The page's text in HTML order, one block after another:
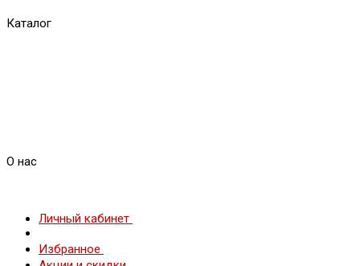
Каталог
О нас
Личный кабинет
Избранное